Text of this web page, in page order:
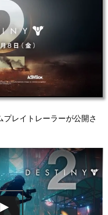
レイトレーラーが公開さ